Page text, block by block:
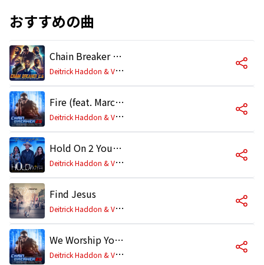
おすすめの曲
Chain Breaker 2.5 (feat. Hezekiah Walker, John P. Kee, Fred Hammond, T Church & Zaytoven)
D
eitrick Haddon & Voices Of Unity
Fire (feat. Marcus Devine)
D
eitrick Haddon & Voices Of Unity
Hold On 2 Your Faith (feat. Damita & Tasha Page-Lockhart)
D
eitrick Haddon & Voices Of Unity
Find Jesus
D
eitrick Haddon & Voices Of Unity
We Worship You (feat. DeAngelo Gardner)
D
eitrick Haddon & Voices Of Unity